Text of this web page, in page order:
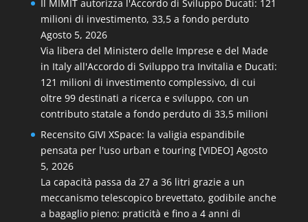
Il MIMIT autorizza l'Accordo di Sviluppo Ducati: 121
milioni di investimento, 33,5 a fondo perduto
Agosto 5, 2026
Via libera del Ministero delle Imprese e del Made
in Italy all'Accordo di Sviluppo tra Invitalia e Ducati:
121 milioni di investimento complessivo, di cui
oltre 99 destinati a ricerca e sviluppo, con un
contributo statale a fondo perduto di 33,5 milioni
Recensito GIVI XSpace: la valigia espandibile
pensata per l'uso urban e touring [VIDEO] Agosto
5, 2026
La capacità passa da 27 a 36 litri grazie a un
meccanismo telescopico brevettato, godibile anche
a bagaglio pieno: praticità e fino a 4 anni di